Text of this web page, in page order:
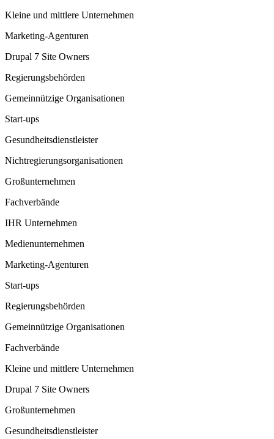
Kleine und mittlere Unternehmen
Marketing-Agenturen
Drupal 7 Site Owners
Regierungsbehörden
Gemeinnützige Organisationen
Start-ups
Gesundheitsdienstleister
Nichtregierungsorganisationen
Großunternehmen
Fachverbände
IHR Unternehmen
Medienunternehmen
Marketing-Agenturen
Start-ups
Regierungsbehörden
Gemeinnützige Organisationen
Fachverbände
Kleine und mittlere Unternehmen
Drupal 7 Site Owners
Großunternehmen
Gesundheitsdienstleister